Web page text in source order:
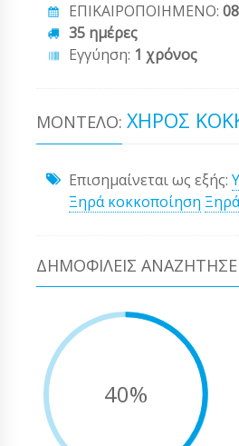
ΕΠΙΚΑΙΡΟΠΟΙΗΜΕΝΟ:
35 ημέρες
Εγγύηση: 1 χρόνος
ΜΟΝΤΈΛΟ: ΧΉΡΟΣ
Επισημαίνεται ως εξής:
Ξηρά κοκκοποίηση
ΔΗΜΟΦΙΛΕΊΣ
40%